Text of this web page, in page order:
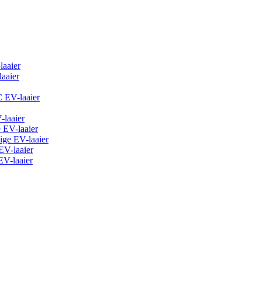
EV-laaier
laaier
EV-laaier
EV-laaier
laaier
laaier